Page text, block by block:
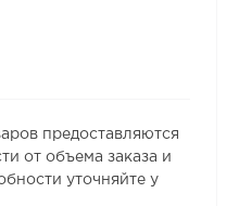
предоставляются
от объема заказа и
уточняйте у